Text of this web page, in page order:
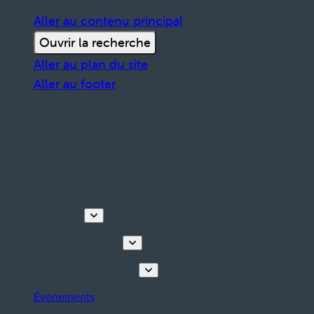
Aller au contenu principal
Ouvrir la recherche
Aller au plan du site
Aller au footer
Événements